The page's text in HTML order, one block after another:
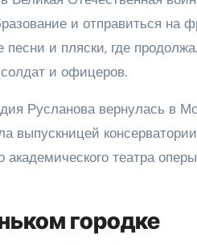
и отправиться
и пляски, где
и офицеров.
Русланова вернулась в
выпускницей
академического театра
городке